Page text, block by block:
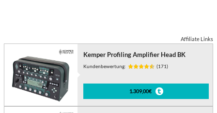
Affiliate Links
Kemper Profiling Amplifier Head BK
Kundenbewertung: (171)
1.309,00€